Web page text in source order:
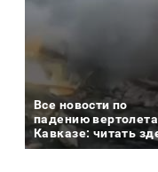
Все новости по
падению
Кавказе: читать